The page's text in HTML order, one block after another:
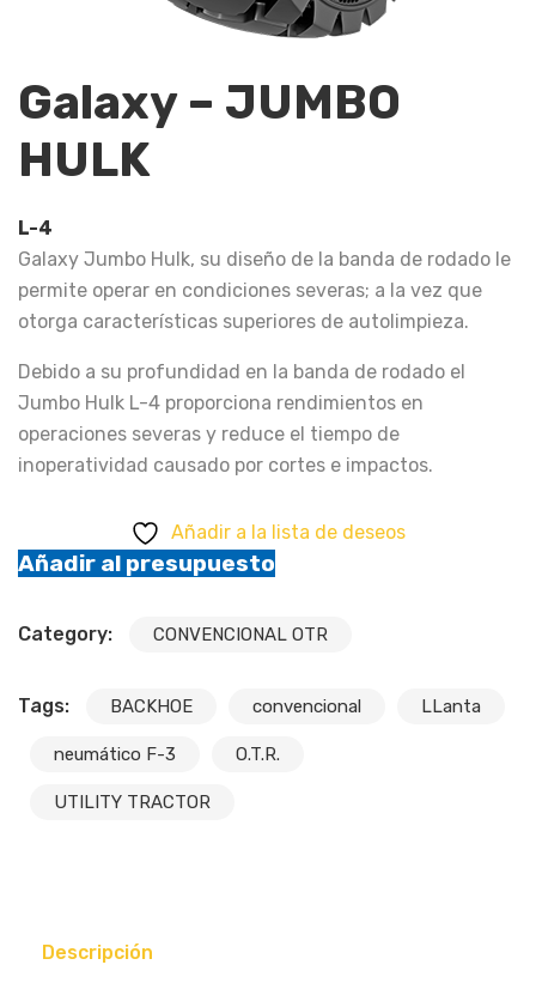
Galaxy – JUMBO
HULK
L-4
Galaxy Jumbo Hulk, su diseño de la banda de rodado le
permite operar en condiciones severas; a la vez que
otorga características superiores de autolimpieza.
Debido a su profundidad en la banda de rodado el
Jumbo Hulk L-4 proporciona rendimientos en
operaciones severas y reduce el tiempo de
inoperatividad causado por cortes e impactos.
Añadir a la lista de deseos
Añadir al presupuesto
Category: CONVENCIONAL OTR
Tags: BACKHOE convencional LLanta
neumático F-3 O.T.R.
UTILITY TRACTOR
Descripción